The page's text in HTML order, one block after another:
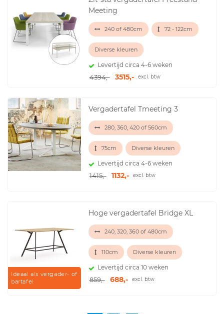
Meeting
240 of 480cm 72 - 122cm
Diverse kleuren
Levertijd circa 4-6 weken
4394,- 3515,- excl. btw
Vergadertafel Tmeeting 3
280, 360, 420 of 560cm
75cm Diverse kleuren
Levertijd circa 4-6 weken
1415,- 1132,- excl. btw
Ideaal als vergader- of
bartafel
Hoge vergadertafel Bridge XL
240, 320, 360 of 480cm
110cm Diverse kleuren
Levertijd circa 10 weken
859,- 688,- excl. btw